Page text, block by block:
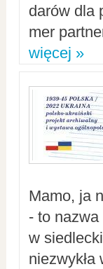
darów dla
mer
więcej »
Mamo, ja
- to
w
niezwykła